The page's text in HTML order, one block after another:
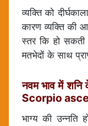
व्यक्ति को
कारण व्यक्ति की
स्तर कि हो
मतभेदों के साथ
नवम भाव में
Scorpio
भाग्य की उन्नति